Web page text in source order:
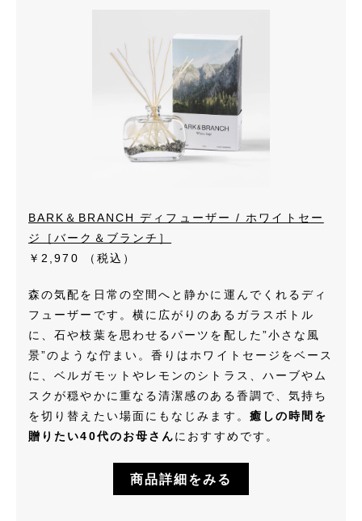
BARK＆BRANCH ディフューザー / ホワイトセー
ジ［バーク＆ブランチ］
￥2,970
（税込）
森の気配を日常の空間へと静かに運んでくれるディ
フューザーです。横に広がりのあるガラスボトル
に、石や枝葉を思わせるパーツを配した”小さな風
景”のような佇まい。香りはホワイトセージをベース
に、ベルガモットやレモンのシトラス、ハーブやム
スクが穏やかに重なる清潔感のある香調で、気持ち
を切り替えたい場面にもなじみます。 癒しの時間を
贈りたい40代のお母さんにおすすめです。
商品詳細をみる